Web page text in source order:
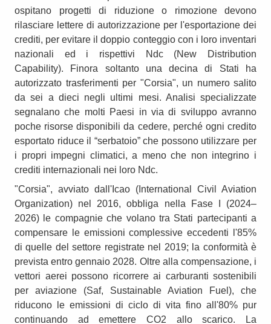
ospitano progetti di riduzione o rimozione devono
rilasciare lettere di autorizzazione per l'esportazione dei
crediti, per evitare il doppio conteggio con i loro inventari
nazionali ed i rispettivi Ndc (New Distribution
Capability). Finora soltanto una decina di Stati ha
autorizzato trasferimenti per "Corsia", un numero salito
da sei a dieci negli ultimi mesi. Analisi specializzate
segnalano che molti Paesi in via di sviluppo avranno
poche risorse disponibili da cedere, perché ogni credito
esportato riduce il “serbatoio” che possono utilizzare per
i propri impegni climatici, a meno che non integrino i
crediti internazionali nei loro Ndc.
"Corsia", avviato dall'Icao (International Civil Aviation
Organization) nel 2016, obbliga nella Fase I (2024–
2026) le compagnie che volano tra Stati partecipanti a
compensare le emissioni complessive eccedenti l'85%
di quelle del settore registrate nel 2019; la conformità è
prevista entro gennaio 2028. Oltre alla compensazione, i
vettori aerei possono ricorrere ai carburanti sostenibili
per aviazione (Saf, Sustainable Aviation Fuel), che
riducono le emissioni di ciclo di vita fino all'80% pur
continuando ad emettere CO2 allo scarico. La